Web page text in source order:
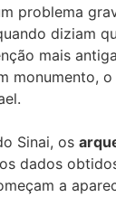
problema
diziam
mais
Sinai, os
dados
a